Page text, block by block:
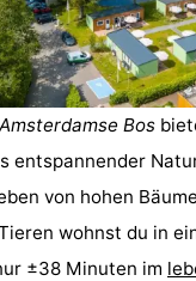
Amsterdamse Bos
entspannender
von hohen
wohnst du in
±38 Minuten im